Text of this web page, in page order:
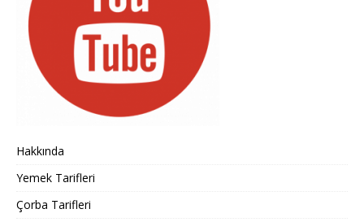
Hakkında
Yemek Tarifleri
Çorba Tarifleri